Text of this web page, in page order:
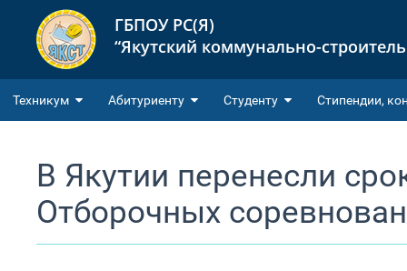
ГБПОУ РС(Я)
“Якутский коммунально-
Техникум Абитуриенту Студенту Cтипендии,
В Якутии перенесли
Отборочных